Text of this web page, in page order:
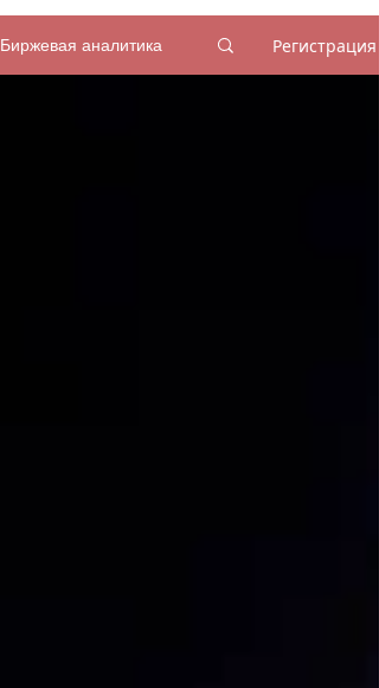
Биржевая аналитика Регистрация